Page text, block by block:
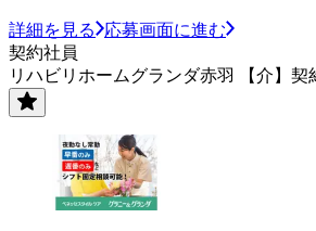
詳細を見る
応募画面に進む
契約社員
リハビリホームグランダ赤羽 【介】契